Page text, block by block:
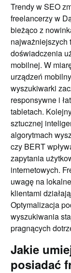
Trendy w SEO
freelancerzy w
bieżąco z
najważniejszych
doświadczenia
mobilnej. W
urządzeń
wyszukiwarki
responsywne i
tabletach.
sztucznej
algorytmach
czy BERT
zapytania
internetowych.
uwagę na
klientami
Optymalizacja
wyszukiwania
pragnących
Jakie
posiadać